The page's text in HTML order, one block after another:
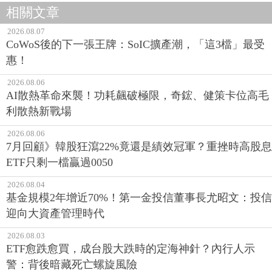
相關文章
2026.08.07
CoWoS後的下一張王牌：SoIC擴產潮，「這3檔」最受
惠！
2026.08.06
AI散熱革命來襲！功耗飆破極限，奇鋐、健策卡位高毛
利散熱新戰場
2026.08.06
7月回顧》韓股狂瀉22%竟還是績效冠軍？重挫時高股息
ETF只剩一檔贏過0050
2026.08.04
基金規模2年增近70%！第一金投信董事長尤昭文：投信
迎向大資產管理時代
2026.08.03
ETF愈跌愈買，成台股大跌時的定海神針？內行人示
警：背後暗藏死亡螺旋風險